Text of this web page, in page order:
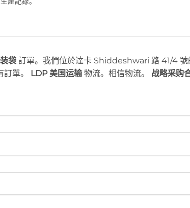
袋 訂單。我們位於達卡 Shiddeshwari 路 41/4 號
單。 LDP 美国运输物流。相信物流。 战略采购